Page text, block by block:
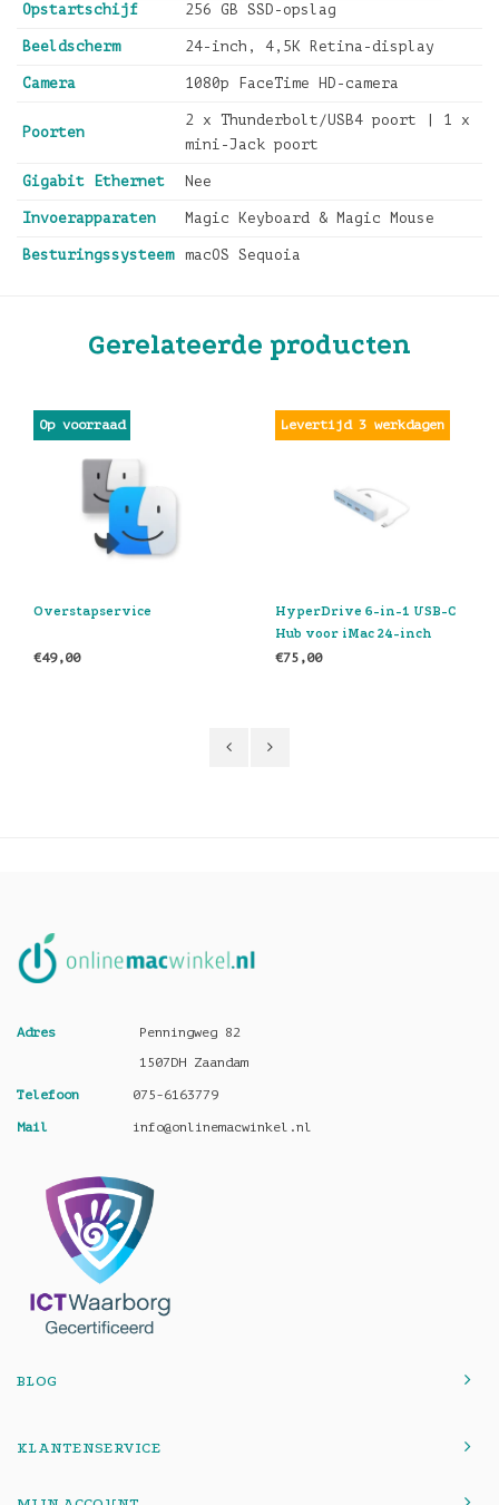
Opstartschijf 256 GB SSD-opslag
Beeldscherm 24-inch, 4,5K Retina-display
Camera 1080p FaceTime HD-camera
Poorten
2 x Thunderbolt/USB4 poort | 1 x
mini-Jack poort
Gigabit Ethernet Nee
Invoerapparaten Magic Keyboard & Magic Mouse
Besturingssysteem macOS Sequoia
Gerelateerde producten
Levertijd 3 werkdagen
HyperDrive 6-in-1 USB-C
€75,00
Op voorraad
Thunderbolt 4 Dock
€269,00
Adres
Penningweg 82
1507DH Zaandam
Telefoon 075-6163779
Mail info@onlinemacwinkel.nl
BLOG
KLANTENSERVICE